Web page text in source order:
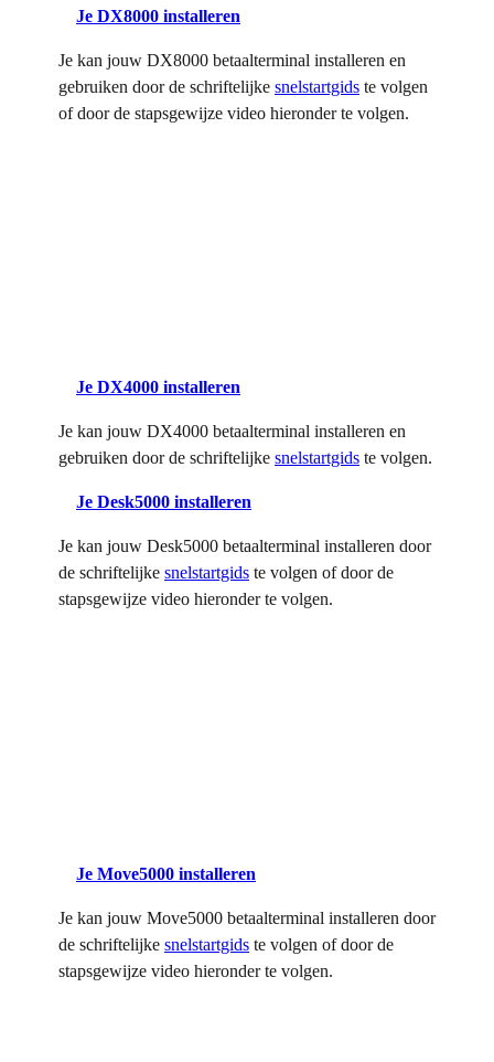
Je DX8000 installeren
Je kan jouw DX8000 betaalterminal installeren en
gebruiken door de schriftelijke snelstartgids te volgen
of door de stapsgewijze video hieronder te volgen.
Je DX4000 installeren
Je kan jouw DX4000 betaalterminal installeren en
gebruiken door de schriftelijke snelstartgids te volgen.
Je Desk5000 installeren
Je kan jouw Desk5000 betaalterminal installeren door
de schriftelijke snelstartgids te volgen of door de
stapsgewijze video hieronder te volgen.
Je Move5000 installeren
Je kan jouw Move5000 betaalterminal installeren door
de schriftelijke snelstartgids te volgen of door de
stapsgewijze video hieronder te volgen.